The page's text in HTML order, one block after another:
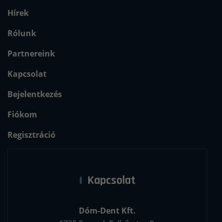
Hírek
Rólunk
Partnereink
Kapcsolat
Bejelentkezés
Fiókom
Regisztráció
Kapcsolat
Dóm-Dent Kft.